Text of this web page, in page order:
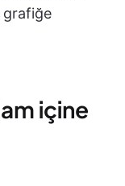
grafiğe
içine